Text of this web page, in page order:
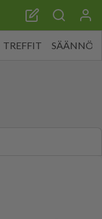
TREFFIT SÄÄNNÖT